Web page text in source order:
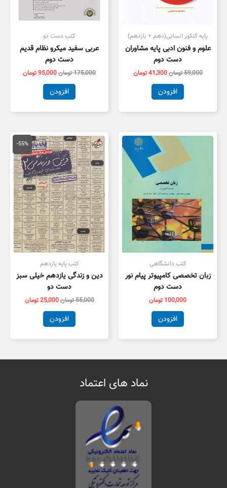
پایه کنکور انسانی(دهم + یازدهم)
علوم و فنون ادبی پایه مشاوران
دست دوم
59,000تومان41,300تومان
افزودن
کتب دست دو
عربی سفید میکرو نظام قدیم
دست دوم
175,000تومان95,000تومان
افزودن
کتب دانشگاهی
زبان تخصصی کامپیوتر پیام نور
دست دوم
100,000 تومان
افزودن
-55%
کتب پایه یازدهم
دین و زندگی یازدهم خیلی سبز
دست دو
55,000تومان
قیمت
اصلی
55,000 تومان
بود.
25,000تومان
قیمت
فعلی
است.
افزودن
نماد های اعتماد